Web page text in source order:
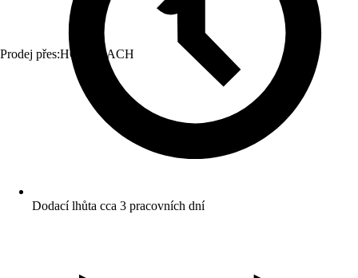
Prodej přes:HORNBACH
Dodací lhůta cca 3 pracovních dní